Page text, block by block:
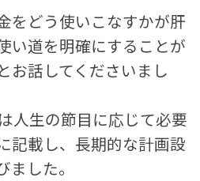
をどう使いこなすかが肝
い道を明確にすることが
お話してくださいまし
人生の節目に応じて必要
記載し、長期的な計画設
した。